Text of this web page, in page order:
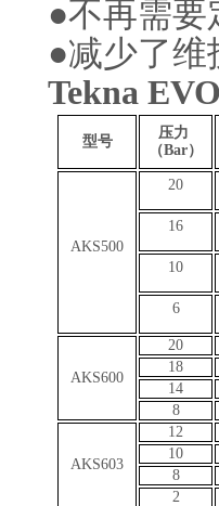
●不再需
●减少了维
Tekna
型号
压力
（Bar）
AKS500
20
16
10
6
AKS600
20
18
14
8
AKS603
12
10
8
2